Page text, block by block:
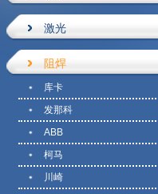
激光
阻焊
库卡
发那科
ABB
柯马
川崎